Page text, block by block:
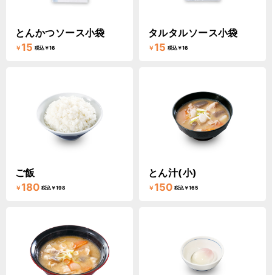
とんかつソース小袋
￥15 税込￥16
タルタルソース小袋
￥15 税込￥16
ご飯
￥180 税込￥198
とん汁(小)
￥150 税込￥165